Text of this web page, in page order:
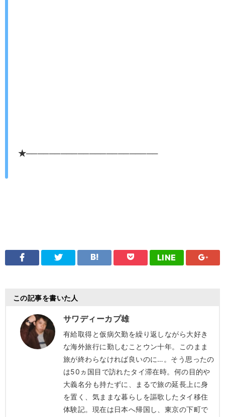
★───────────────────────
LINE
この記事を書いた人
サワディーカプ雄
有給取得と仮病欠勤を繰り返しながら大好き
な海外旅行に勤しむことウン十年。このまま
旅が終わらなければ良いのに…。そう思ったの
は50ヵ国目で訪れたタイ滞在時。何の目的や
大義名分も持たずに、まるで旅の延長上に身
を置く、気ままな暮らしを謳歌したタイ移住
体験記。現在は日本へ帰国し、東京の下町で